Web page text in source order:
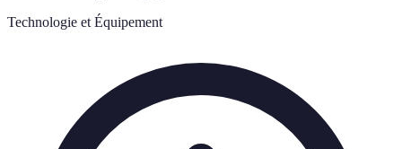
Technologie et Équipement